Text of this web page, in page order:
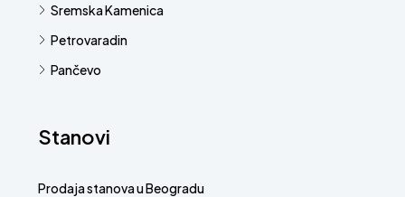
Sremska Kamenica
Petrovaradin
Pančevo
Stanovi
Prodaja stanova u Beogradu